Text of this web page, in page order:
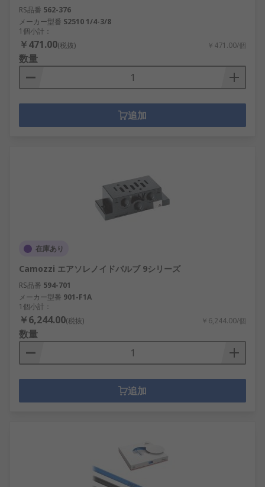
RS品番 562-376
メーカー型番 S2510 1/4-3/8
1個小計：
￥471.00(税抜) ￥471.00/個
数量
追加
在庫あり
Camozzi エアソレノイドバルブ 9シリーズ
RS品番 594-701
メーカー型番 901-F1A
1個小計：
￥6,244.00(税抜) ￥6,244.00/個
数量
追加